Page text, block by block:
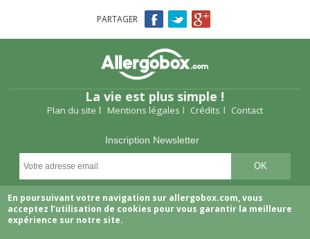
PARTAGER
La vie est plus simple !
Plan du site Mentions légales Crédits Contact
Inscription Newsletter
Suivez-nous
En poursuivant votre navigation sur allergobox.com, vous
acceptez l’utilisation de cookies pour vous garantir la meilleure
expérience sur notre site.